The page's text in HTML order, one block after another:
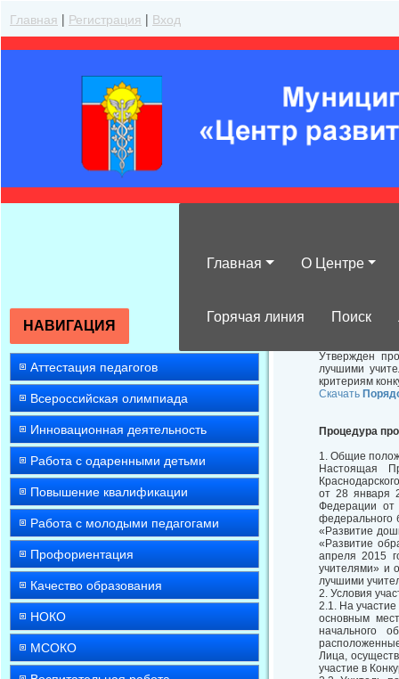
Главная | Регистрация | Вход
Главная О Центре
Горячая линия Поиск
НАВИГАЦИЯ
Аттестация педагогов
Всероссийская олимпиада
Инновационная деятельность
Работа с одаренными детьми
Повышение квалификации
Работа с молодыми педагогами
Профориентация
Качество образования
НОКО
МСОКО
Утвержден
лучшими
критериям
Скачать
Процедура
1. Общие
Настоящая
от 28 января
Федерации от
федерального
«Развитие
«Развитие
апреля 2015
учителями» и
лучшими
2. Условия
2.1. На участие
основным
начального
Лица,
участие в